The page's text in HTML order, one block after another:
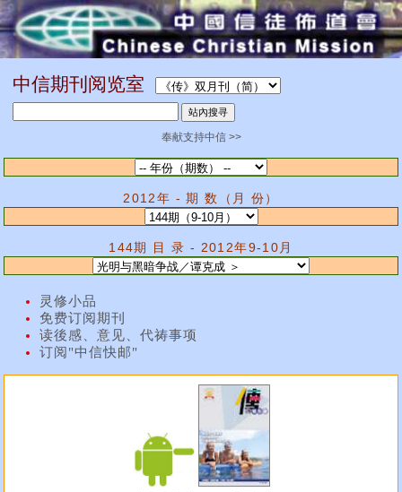
中信期刊阅览室
奉献支持中信 >>
2012年 - 期 数（月 份）
144期 目 录 - 2012年9-10月
灵修小品
免费订阅期刊
读後感、意见、代祷事项
订阅"中信快邮"